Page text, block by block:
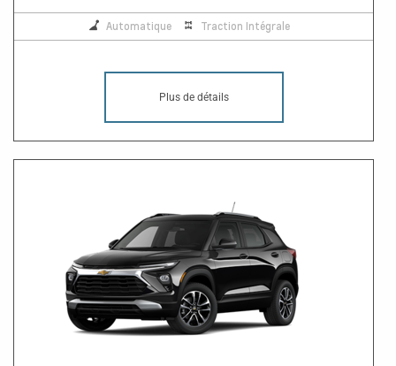
Automatique Traction Intégrale
Plus de détails